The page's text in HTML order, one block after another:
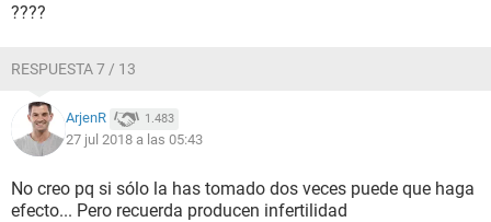
????
RESPUESTA 7 / 13
ArjenR 1.483
27 jul 2018 a las 05:43
No creo pq si sólo la has tomado dos veces puede que haga
efecto... Pero recuerda producen infertilidad